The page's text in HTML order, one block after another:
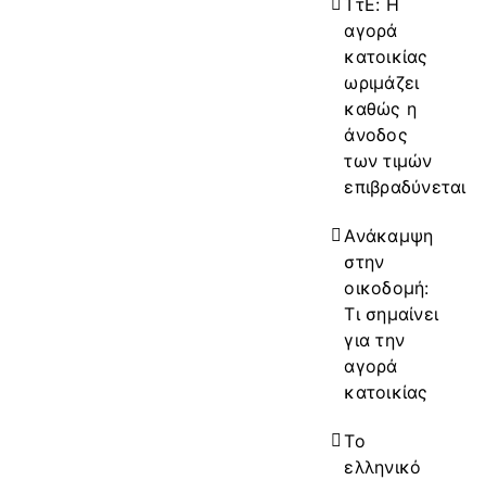
αγορά
κατοικίας
ωριμάζει
καθώς η
άνοδος
των τιμών
επιβραδύνεται
Ανάκαμψη
στην
οικοδομή:
Τι σημαίνει
για την
αγορά
κατοικίας
Το
ελληνικό